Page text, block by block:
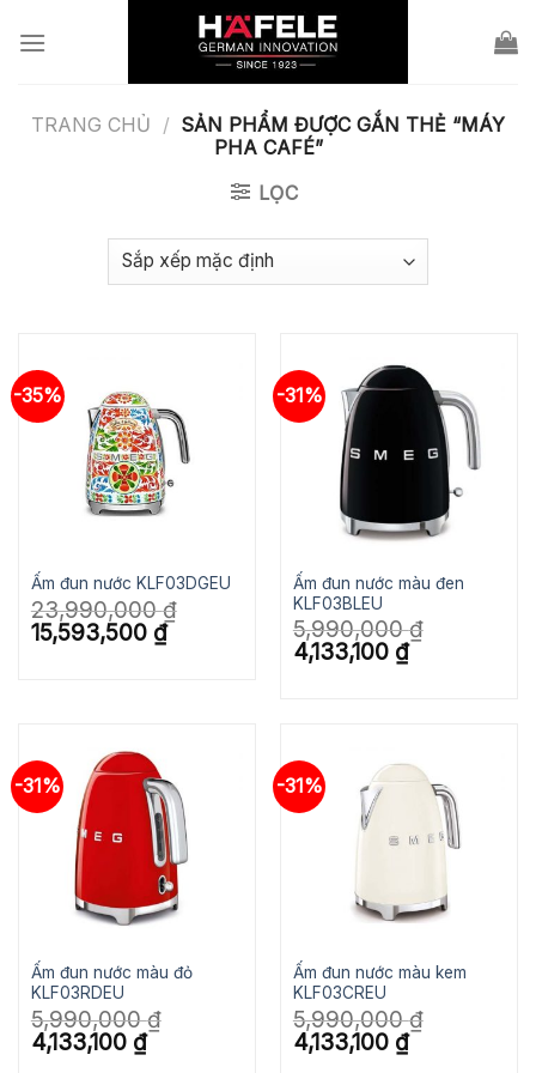
TRANG CHỦ / SẢN PHẨM ĐƯỢC GẮN THẺ “MÁY
PHA CAFÉ”
LỌC
-35%
Ấm đun nước KLF03DGEU
23,990,000₫
Giá
gốc
15,593,500 ₫Giá
hiện
-31%
Ấm đun nước màu đen
KLF03BLEU
5,990,000₫
Giá
gốc
4,133,100 ₫Giá
hiện
-31%
Ấm đun nước màu đỏ
KLF03RDEU
5,990,000₫
Giá
gốc
4,133,100 ₫Giá
hiện
-31%
Ấm đun nước màu kem
KLF03CREU
5,990,000₫
Giá
gốc
4,133,100 ₫Giá
hiện